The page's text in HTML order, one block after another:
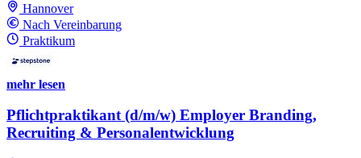
Hannover
Nach Vereinbarung
Praktikum
mehr lesen
Pflichtpraktikant (d/m/w) Employer Branding,
Recruiting & Personalentwicklung